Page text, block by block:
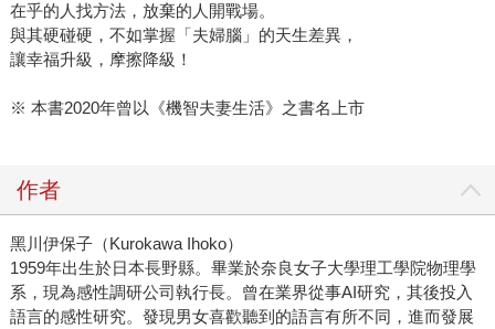
在乎的人找方法，放棄的人開戰場。
與其硬碰硬，不如掌握「夫婦腦」的天生差異，
讓幸福升級，摩擦降級！
※ 本書2020年曾以《機智夫妻生活》之書名上市
作者
黑川伊保子（Kurokawa Ihoko）
1959年出生於日本長野縣。畢業於奈良女子大學理工學院物理學
系，現為感性調研公司執行長。曾在業界從事AI研究，其後投入
語言的感性研究。發現男女喜歡聽到的語言有所不同，進而發展